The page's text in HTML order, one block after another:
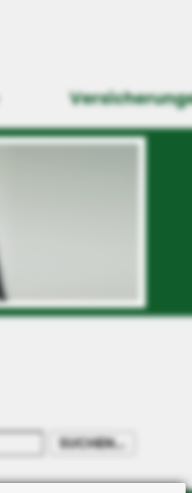
SUCHEN...